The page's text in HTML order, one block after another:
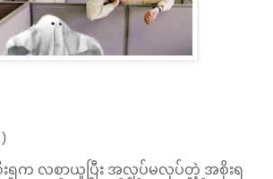
ရက လစာယူပြီး အလုပ်မလုပ်တဲ့ အစိုးရ